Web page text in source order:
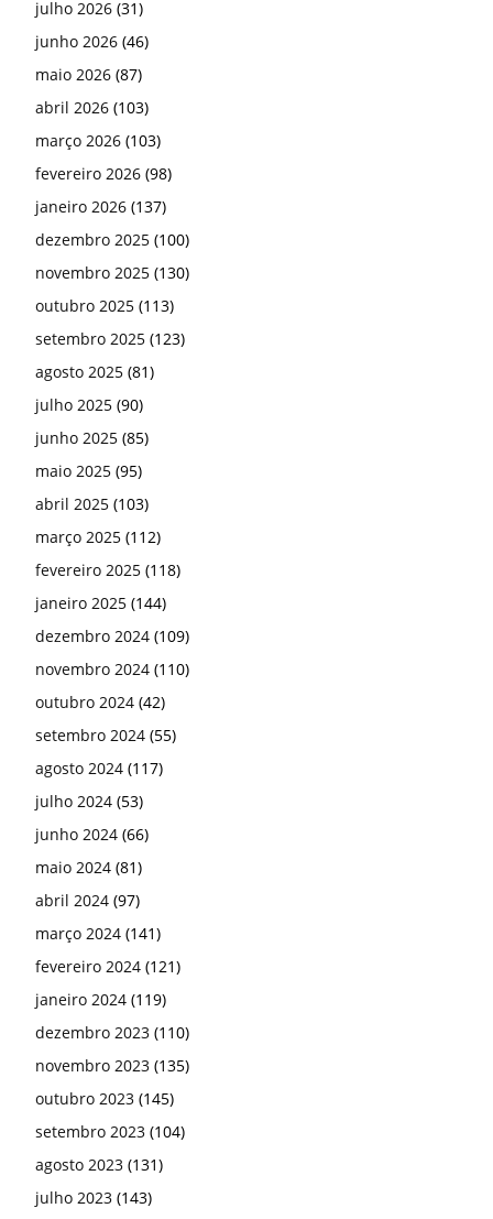
julho 2026 (31)
junho 2026 (46)
maio 2026 (87)
abril 2026 (103)
março 2026 (103)
fevereiro 2026 (98)
janeiro 2026 (137)
dezembro 2025 (100)
novembro 2025 (130)
outubro 2025 (113)
setembro 2025 (123)
agosto 2025 (81)
julho 2025 (90)
junho 2025 (85)
maio 2025 (95)
abril 2025 (103)
março 2025 (112)
fevereiro 2025 (118)
janeiro 2025 (144)
dezembro 2024 (109)
novembro 2024 (110)
outubro 2024 (42)
setembro 2024 (55)
agosto 2024 (117)
julho 2024 (53)
junho 2024 (66)
maio 2024 (81)
abril 2024 (97)
março 2024 (141)
fevereiro 2024 (121)
janeiro 2024 (119)
dezembro 2023 (110)
novembro 2023 (135)
outubro 2023 (145)
setembro 2023 (104)
agosto 2023 (131)
julho 2023 (143)